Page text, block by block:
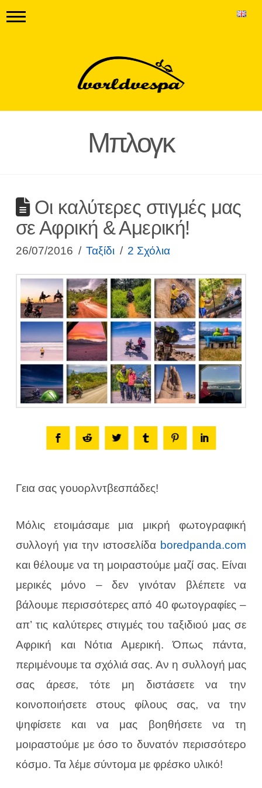
Μπλογκ
Οι καλύτερες στιγμές μας
σε Αφρική & Αμερική!
26/07/2016 Ταξίδι 2 Σχόλια
Γεια σας γουορλντβεσπάδες!
Μόλις ετοιμάσαμε μια μικρή φωτογραφική
συλλογή για την ιστοσελίδα boredpanda.com
και θέλουμε να τη μοιραστούμε μαζί σας. Είναι
μερικές μόνο – δεν γινόταν βλέπετε να
βάλουμε περισσότερες από 40 φωτογραφίες –
απ’ τις καλύτερες στιγμές του ταξιδιού μας σε
Αφρική και Νότια Αμερική. Όπως πάντα,
περιμένουμε τα σχόλιά σας. Αν η συλλογή μας
σας άρεσε, τότε μη διστάσετε να την
κοινοποιήσετε στους φίλους σας, να την
ψηφίσετε και να μας βοηθήσετε
να τη
μοιραστούμε με όσο το δυνατόν περισσότερο
κόσμο. Τα λέμε σύντομα με φρέσκο υλικό!